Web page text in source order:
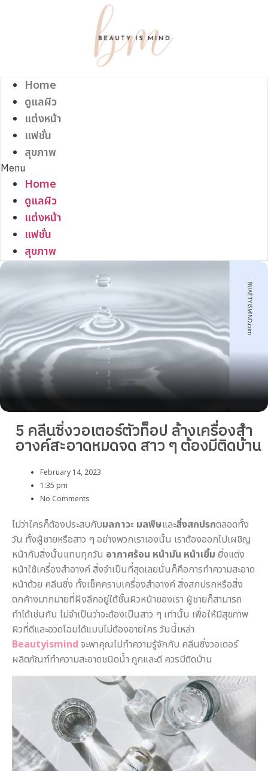
Home
ดูแลผิว
แต่งหน้า
แฟชั่น
สุขภาพ
Menu
Home
ดูแลผิว
แต่งหน้า
แฟชั่น
สุขภาพ
5 คลีนซิ่งวอเตอร์ตัวท็อป ล้างเครื่องสำ
อางค์สะอาดหมดจด สาว ๆ ต้องมีติดบ้าน
February 14, 2023
1:35 pm
No Comments
ไม่ว่าใครก็ต้องประสบกับมลภาวะ มลพิษและสิ่งสกปรกตลอดทั้ง
วัน ทั้งผู้ชายหรือสาว ๆ อย่างพวกเราเองนั้น เราต้องออกไปเผชิญ
หน้ากับสิ่งนั้นแทบทุกวัน อากาศร้อน หน้ามัน หน้าเยิ้ม ยิ่งแต่ง
หน้าใช้เครื่องสำอางค์ สิ่งจำเป็นที่สุดเลยนั่นก็คือการทำความสะอาด
หน้าด้วย คลีนซิ่ง ทั้งเช็คคราบเครื่องสำอางค์ สิ่งสกปรกหรือสิ่ง
ตกค้างมากมายที่ฝังลึกอยู่ใต้ชั้นผิวหน้าของเรา ผู้ชายก็สามารถ
ทำได้เช่นกัน ไม่จำเป็นว่าจะต้องเป็นสาว ๆ เท่านั้น เพื่อให้มีสุขภาพ
ผิวที่ดีและอวดโฉมได้แบบไม่ต้องอายใคร วันนี้เหล่า
Beautyismind จะพาคุณไปทำความรู้จักกับ คลีนซิ่งวอเตอร์
ผลิตภัณฑ์ทำความสะอาดชนิดน้ำ ถูกและดี ควรมีติดบ้าน